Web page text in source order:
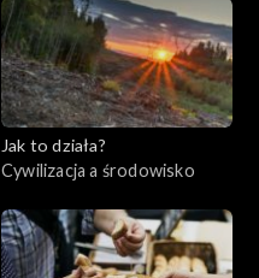
Jak to działa?
Cywilizacja a środowisko